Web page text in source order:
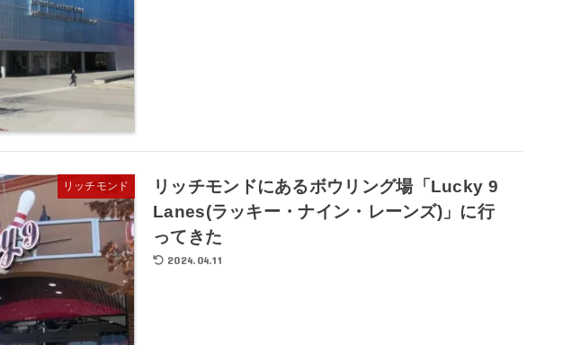
リッチモンド
リッチモンドにあるボウリング場「Lucky 9
Lanes(ラッキー・ナイン・レーンズ)」に行
ってきた
2024.04.11